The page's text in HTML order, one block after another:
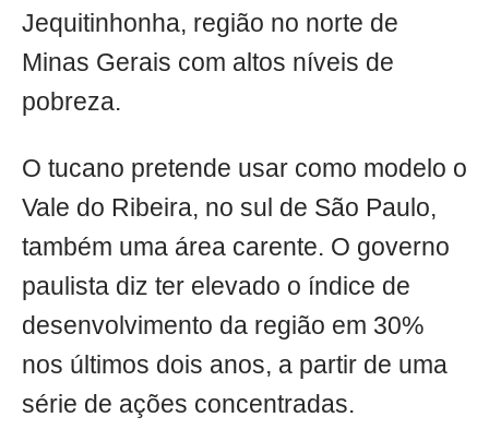
Jequitinhonha, região no norte de
Minas Gerais com altos níveis de
pobreza.
O tucano pretende usar como modelo o
Vale do Ribeira, no sul de São Paulo,
também uma área carente. O governo
paulista diz ter elevado o índice de
desenvolvimento da região em 30%
nos últimos dois anos, a partir de uma
série de ações concentradas.